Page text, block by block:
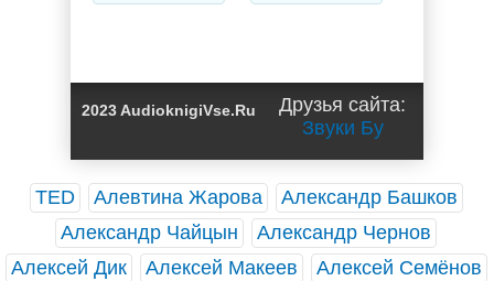
2023 AudioknigiVse.Ru
Друзья сайта:
Звуки Бу
TED Алевтина Жарова
Александр Башков
Александр Чайцын
Александр Чернов
Алексей Дик
Алексей Макеев
Алексей Семёнов